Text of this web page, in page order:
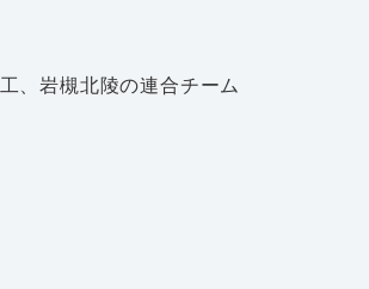
、岩槻北陵の連合チーム